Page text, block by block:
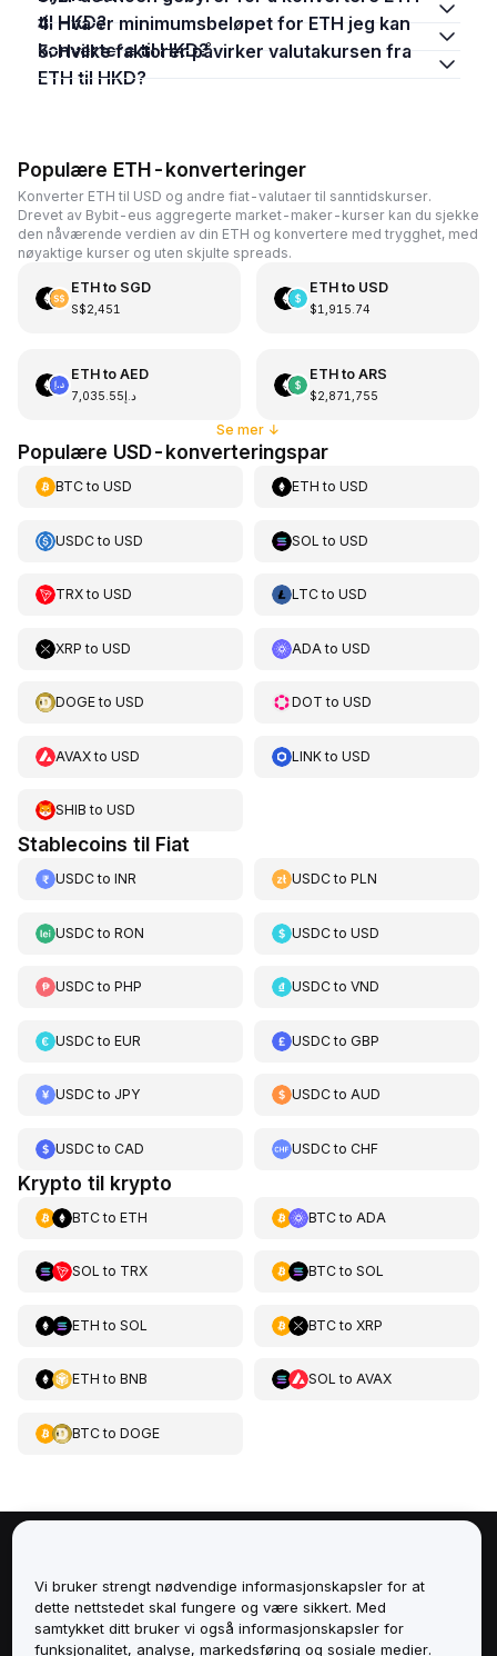
til HKD?
4. Hva er minimumsbeløpet for ETH jeg kan
konvertere til HKD?
5. Hvilke faktorer påvirker valutakursen fra
ETH til HKD?
Populære ETH-konverteringer
Konverter ETH til USD og andre fiat-valutaer til sanntidskurser.
Drevet av Bybit-eus aggregerte market-maker-kurser kan du sjekke
den nåværende verdien av din ETH og konvertere med trygghet, med
nøyaktige kurser og uten skjulte spreads.
ETHto SGD
S$2,451
ETHto USD
$1,915.74
ETHto AED
د.إ7,035.55
ETHto ARS
$2,871,755
Se mer ↓
Populære USD-konverteringspar
BTCto USD ETH toUSD
USDCto USD SOL toUSD
TRXto USD LTCtoUSD
XRP to USD ADA toUSD
DOGEto USD DOT toUSD
AVAXto USD LINKtoUSD
SHIB to USD
Stablecoins til Fiat
USDCto INR USDCtoPLN
USDCto RON USDCtoUSD
USDCto PHP USDCtoVND
USDCto EUR USDCtoGBP
USDCto JPY USDCtoAUD
USDCto CAD USDCtoCHF
Krypto til krypto
BTCto ETH BTCto ADA
SOL to TRX BTCto SOL
ETH to SOL BTCto XRP
ETH to BNB SOL to AVAX
BTCto DOGE
Tjenester
Vi bruker strengt nødvendige informasjonskapsler for at
dette nettstedet skal fungere og være sikkert. Med
samtykket ditt bruker vi også informasjonskapsler for
funksjonalitet, analyse, markedsføring og sosiale medier.